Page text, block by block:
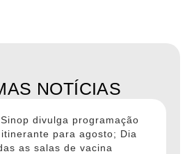
NOTÍCIAS
divulga programação
para agosto; Dia
as salas de vacina